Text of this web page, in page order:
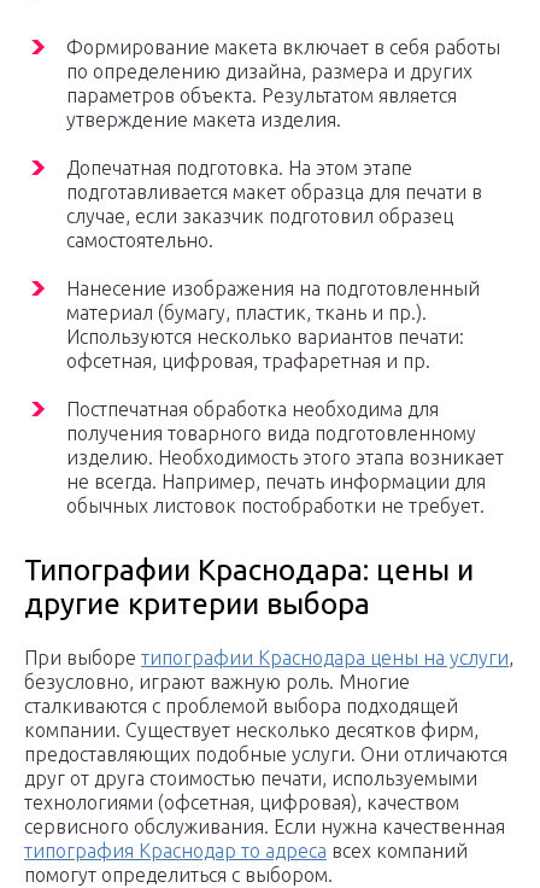
Формирование макета включает в себя работы
по определению дизайна, размера и других
параметров объекта. Результатом является
утверждение макета изделия.
Допечатная подготовка. На этом этапе
подготавливается макет образца для печати в
случае, если заказчик подготовил образец
самостоятельно.
Нанесение изображения на подготовленный
материал (бумагу, пластик, ткань и пр.).
Используются несколько вариантов печати:
офсетная, цифровая, трафаретная и пр.
Постпечатная обработка необходима для
получения товарного вида подготовленному
изделию. Необходимость этого этапа возникает
не всегда. Например, печать информации для
обычных листовок постобработки не требует.
Типографии Краснодара: цены и
другие критерии выбора
При выборе типографии Краснодара цены на услуги,
безусловно, играют важную роль. Многие
сталкиваются с проблемой выбора подходящей
компании. Существует несколько десятков фирм,
предоставляющих подобные услуги. Они отличаются
друг от друга стоимостью печати, используемыми
технологиями (офсетная, цифровая), качеством
сервисного обслуживания. Если нужна качественная
типография Краснодар то адреса всех компаний
помогут определиться с выбором.